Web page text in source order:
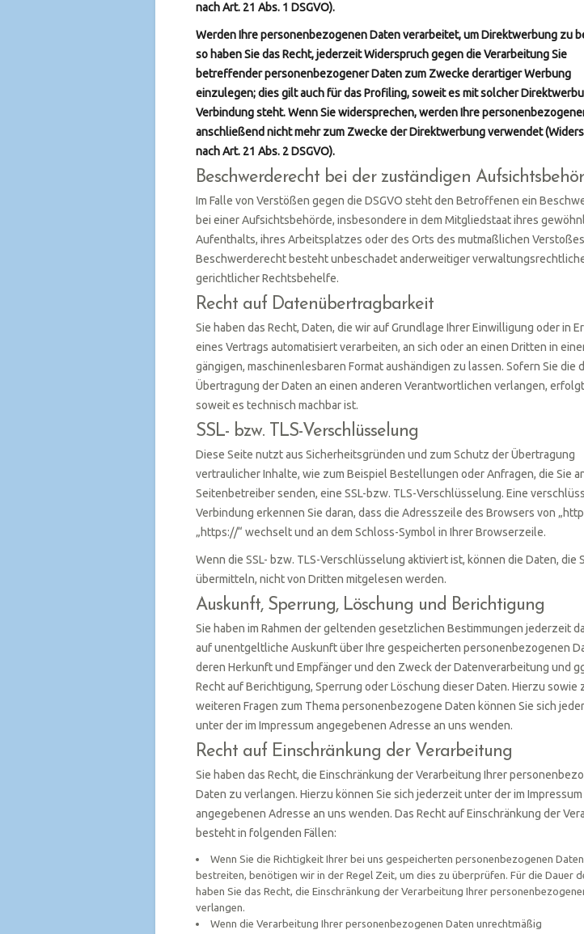
nach Art. 21 Abs. 1 DSGVO).
Werden Ihre personenbezogenen Daten verarbeitet, um Direktwerbung zu
so haben Sie das Recht, jederzeit Widerspruch gegen die Verarbeitung Sie
betreffender personenbezogener Daten zum Zwecke derartiger Werbung
einzulegen; dies gilt auch für das Profiling, soweit es mit solcher
Verbindung steht. Wenn Sie widersprechen, werden Ihre
anschließend nicht mehr zum Zwecke der Direktwerbung verwendet
nach Art. 21 Abs. 2 DSGVO).
Beschwerderecht bei der zuständigen
Im Falle von Verstößen gegen die DSGVO steht den Betroffenen ein
bei einer Aufsichtsbehörde, insbesondere in dem Mitgliedstaat ihres
Aufenthalts, ihres Arbeitsplatzes oder des Orts des mutmaßlichen
Beschwerderecht besteht unbeschadet anderweitiger
gerichtlicher Rechtsbehelfe.
Recht auf Datenübertragbarkeit
Sie haben das Recht, Daten, die wir auf Grundlage Ihrer Einwilligung oder in
eines Vertrags automatisiert verarbeiten, an sich oder an einen Dritten in
gängigen, maschinenlesbaren Format aushändigen zu lassen. Sofern Sie die
Übertragung der Daten an einen anderen Verantwortlichen verlangen,
soweit es technisch machbar ist.
SSL- bzw. TLS-Verschlüsselung
Diese Seite nutzt aus Sicherheitsgründen und zum Schutz der Übertragung
vertraulicher Inhalte, wie zum Beispiel Bestellungen oder Anfragen, die Sie
Seitenbetreiber senden, eine SSL-bzw. TLS-Verschlüsselung. Eine
Verbindung erkennen Sie daran, dass die Adresszeile des Browsers von
„https://“ wechselt und an dem Schloss-Symbol in Ihrer Browserzeile.
Wenn die SSL- bzw. TLS-Verschlüsselung aktiviert ist, können die Daten, die
übermitteln, nicht von Dritten mitgelesen werden.
Auskunft, Sperrung, Löschung und Berichtigung
Sie haben im Rahmen der geltenden gesetzlichen Bestimmungen jederzeit
auf unentgeltliche Auskunft über Ihre gespeicherten personenbezogenen
deren Herkunft und Empfänger und den Zweck der Datenverarbeitung und
Recht auf Berichtigung, Sperrung oder Löschung dieser Daten. Hierzu sowie
weiteren Fragen zum Thema personenbezogene Daten können Sie sich
unter der im Impressum angegebenen Adresse an uns wenden.
Recht auf Einschränkung der Verarbeitung
Sie haben das Recht, die Einschränkung der Verarbeitung Ihrer
Daten zu verlangen. Hierzu können Sie sich jederzeit unter der im Impressum
angegebenen Adresse an uns wenden. Das Recht auf Einschränkung der
besteht in folgenden Fällen:
Wenn Sie die Richtigkeit Ihrer bei uns gespeicherten personenbezogenen Daten
bestreiten, benötigen wir in der Regel Zeit, um dies zu überprüfen. Für die Dauer
haben Sie das Recht, die Einschränkung der Verarbeitung Ihrer
verlangen.
Wenn die Verarbeitung Ihrer personenbezogenen Daten unrechtmäßig